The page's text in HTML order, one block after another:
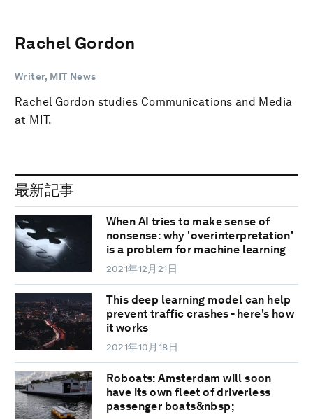
Rachel Gordon
Writer, MIT News
Rachel Gordon studies Communications and Media
at MIT.
最新記事
When AI tries to make sense of
nonsense: why 'overinterpretation'
is a problem for machine learning
2021年12月21日
This deep learning model can help
prevent traffic crashes - here's how
it works
2021年10月18日
Roboats: Amsterdam will soon
have its own fleet of driverless
passenger boats&nbsp;